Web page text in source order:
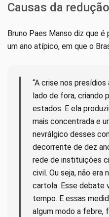
Causas da redução
Bruno Paes Manso diz que
um ano atípico, em que o
“A crise nos
lado de fora, criando
estados. E ela
mais concentrada e
nevrálgico desses
decorrente de dez
rede de instituições
civil. Ou seja, não era
cartola. Esse debate
tempo. E essas
algum modo a febre,